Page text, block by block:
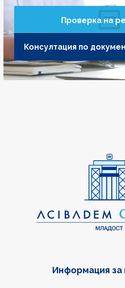
Проверка на
Консултация по
Информация за